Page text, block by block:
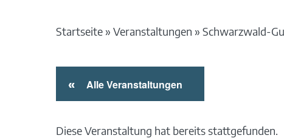
Startseite» Veranstaltungen » Schwarzwald-
« Alle Veranstaltungen
Diese Veranstaltung hat bereits stattgefunden.